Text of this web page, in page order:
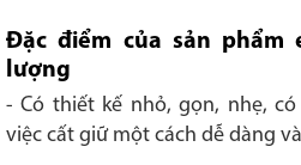
Đặc điểm của sản phẩm
lượng
- Có thiết kế nhỏ, gọn, nhẹ,
việc cất giữ một cách dễ dàng